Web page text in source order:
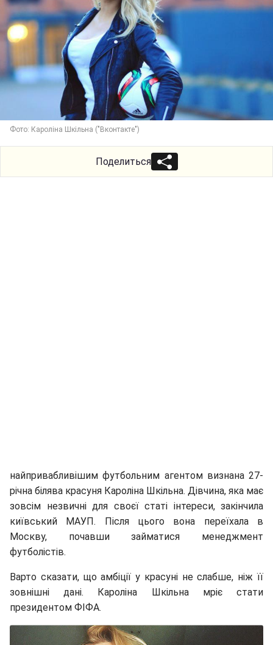
Фото: Кароліна Шкільна ("Вконтакте")
Поделиться
найпривабливішим футбольним агентом визнана 27-
річна білява красуня Кароліна Шкільна. Дівчина, яка має
зовсім незвичні для своєї статі інтереси, закінчила
київський МАУП. Після цього вона переїхала в
Москву, почавши займатися менеджмент
футболістів.
Варто сказати, що амбіції у красуні не слабше, ніж її
зовнішні дані. Кароліна Шкільна мріє стати
президентом ФІФА.